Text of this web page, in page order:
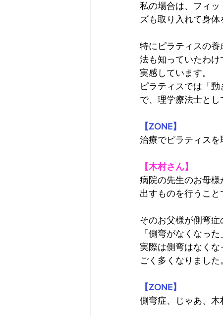
私の場合は、フィ
ズも取り入れて身体
特にピラティスの
法も知っていたわ
実感しています。
ピラティスでは「
で、理学療法士とし
【ZONE】
治療でピラティスを
【木村さん】
病院の先生のお母
出すものを行うこと
そのお父様が側弯
「側弯がなくなった
実際は側弯はなく
ごく多くなりました
【ZONE】
側弯症、じゃあ、木